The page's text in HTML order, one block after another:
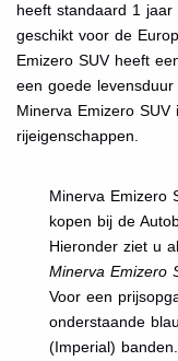
heeft standaard 1
geschikt voor de
Emizero SUV heeft
een goede levensduur
Minerva Emizero
rijeigenschappen.
Minerva Emizero
kopen bij de
Hieronder ziet u
Minerva Emizero
Voor een
onderstaande
(Imperial) banden.